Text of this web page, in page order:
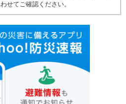
せてご確認ください。